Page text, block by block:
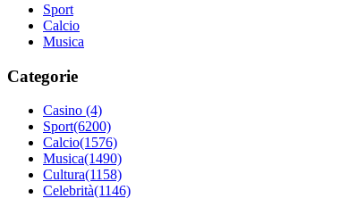
Sport
Calcio
Musica
Categorie
Casino (4)
Sport(6200)
Calcio(1576)
Musica(1490)
Cultura(1158)
Celebrità(1146)